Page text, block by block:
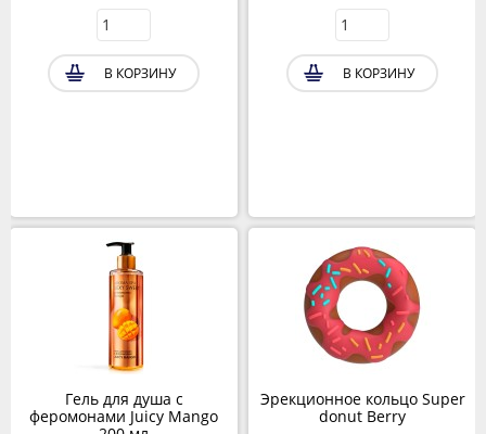
В КОРЗИНУ
Гель для душа с
феромонами Juicy Mango
В КОРЗИНУ
Эрекционное кольцо Super
donut Berry